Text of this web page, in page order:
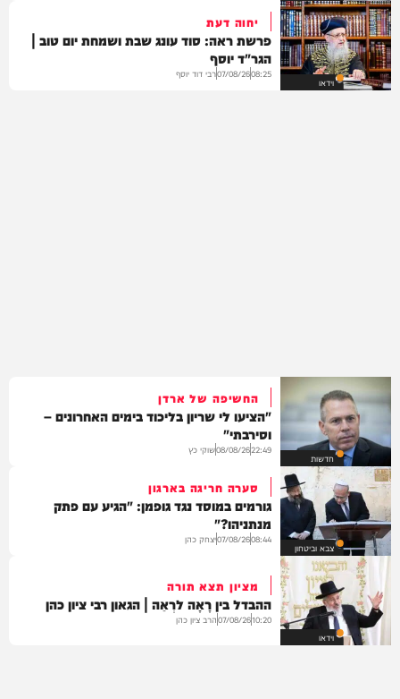
וידאו
יחוה דעת
פרשת ראה: סוד עונג שבת ושמחת יום טוב |
הגר"ד יוסף
08:25
07/08/26רבי דוד יוסף
חדשות
החשיפה של ארדן
"הציעו לי שריון בליכוד בימים האחרונים –
וסירבתי"
22:49
08/08/26שוקי כץ
צבא וביטחון
סערה חריגה בארגון
גורמים במוסד נגד גופמן: "הגיע עם פתק
מנתניהו?"
08:44
07/08/26יצחק כהן
וידאו
מציון תצא תורה
ההבדל בין רָאָה לרְאֵה | הגאון רבי ציון כהן
10:20
07/08/26הרב ציון כהן